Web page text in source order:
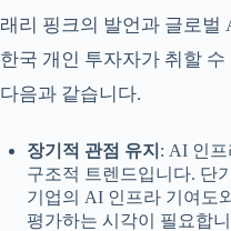
래리 핑크의 발언과 글로벌
한국 개인 투자자가 취할
다음과 같습니다.
장기적 관점 유지 : AI 인
구조적 트렌드입니다. 단
기업의 AI 인프라 기여도
평가하는 시각이 필요합